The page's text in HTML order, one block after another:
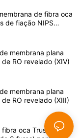
de fibra oca
de fiação NIPS
membrana plana
RO revelado (XIV)
membrana plana
RO revelado (XIII)
fibra oca Trustech: